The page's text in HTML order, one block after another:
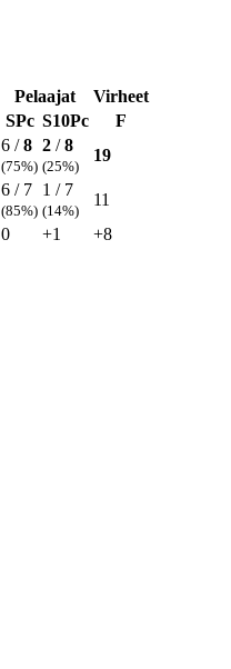
Pelaajat
Virheet
SPc S10Pc
F
6 /8
(75%)
2 /8
(25%)
19
6 / 7
(85%)
1 / 7
(14%)
11
0 +1 +8